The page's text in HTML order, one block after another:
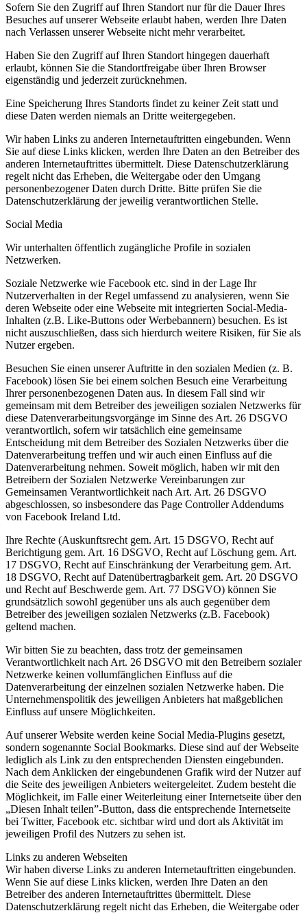
Sofern Sie den Zugriff auf Ihren Standort nur für die Dauer Ihres
Besuches auf unserer Webseite erlaubt haben, werden Ihre Daten
nach Verlassen unserer Webseite nicht mehr verarbeitet.
Haben Sie den Zugriff auf Ihren Standort hingegen dauerhaft
erlaubt, können Sie die Standortfreigabe über Ihren Browser
eigenständig und jederzeit zurücknehmen.
Eine Speicherung Ihres Standorts findet zu keiner Zeit statt und
diese Daten werden niemals an Dritte weitergegeben.
Wir haben Links zu anderen Internetauftritten eingebunden. Wenn
Sie auf diese Links klicken, werden Ihre Daten an den Betreiber des
anderen Internetauftrittes übermittelt. Diese Datenschutzerklärung
regelt nicht das Erheben, die Weitergabe oder den Umgang
personenbezogener Daten durch Dritte. Bitte prüfen Sie die
Datenschutzerklärung der jeweilig verantwortlichen Stelle.
Social Media
Wir unterhalten öffentlich zugängliche Profile in sozialen
Netzwerken.
Soziale Netzwerke wie Facebook etc. sind in der Lage Ihr
Nutzerverhalten in der Regel umfassend zu analysieren, wenn Sie
deren Webseite oder eine Webseite mit integrierten Social-Media-
Inhalten (z.B. Like-Buttons oder Werbebannern) besuchen. Es ist
nicht auszuschließen, dass sich hierdurch weitere Risiken, für Sie als
Nutzer ergeben.
Besuchen Sie einen unserer Auftritte in den sozialen Medien (z. B.
Facebook) lösen Sie bei einem solchen Besuch eine Verarbeitung
Ihrer personenbezogenen Daten aus. In diesem Fall sind wir
gemeinsam mit dem Betreiber des jeweiligen sozialen Netzwerks für
diese Datenverarbeitungsvorgänge im Sinne des Art. 26 DSGVO
verantwortlich, sofern wir tatsächlich eine gemeinsame
Entscheidung mit dem Betreiber des Sozialen Netzwerks über die
Datenverarbeitung treffen und wir auch einen Einfluss auf die
Datenverarbeitung nehmen. Soweit möglich, haben wir mit den
Betreibern der Sozialen Netzwerke Vereinbarungen zur
Gemeinsamen Verantwortlichkeit nach Art. Art. 26 DSGVO
abgeschlossen, so insbesondere das Page Controller Addendums
von Facebook Ireland Ltd.
Ihre Rechte (Auskunftsrecht gem. Art. 15 DSGVO, Recht auf
Berichtigung gem. Art. 16 DSGVO, Recht auf Löschung gem. Art.
17 DSGVO, Recht auf Einschränkung der Verarbeitung gem. Art.
18 DSGVO, Recht auf Datenübertragbarkeit gem. Art. 20 DSGVO
und Recht auf Beschwerde gem. Art. 77 DSGVO) können Sie
grundsätzlich sowohl gegenüber uns als auch gegenüber dem
Betreiber des jeweiligen sozialen Netzwerks (z.B. Facebook)
geltend machen.
Wir bitten Sie zu beachten, dass trotz der gemeinsamen
Verantwortlichkeit nach Art. 26 DSGVO mit den Betreibern sozialer
Netzwerke keinen vollumfänglichen Einfluss auf die
Datenverarbeitung der einzelnen sozialen Netzwerke haben. Die
Unternehmenspolitik des jeweiligen Anbieters hat maßgeblichen
Einfluss auf unsere Möglichkeiten.
Auf unserer Website werden keine Social Media-Plugins gesetzt,
sondern sogenannte Social Bookmarks. Diese sind auf der Webseite
lediglich als Link zu den entsprechenden Diensten eingebunden.
Nach dem Anklicken der eingebundenen Grafik wird der Nutzer auf
die Seite des jeweiligen Anbieters weitergeleitet. Zudem besteht die
Möglichkeit, im Falle einer Weiterleitung einer Internetseite über den
„Diesen Inhalt teilen”-Button, dass die entsprechende Internetseite
bei Twitter, Facebook etc. sichtbar wird und dort als Aktivität im
jeweiligen Profil des Nutzers zu sehen ist.
Links zu anderen Webseiten
Wir haben diverse Links zu anderen Internetauftritten eingebunden.
Wenn Sie auf diese Links klicken, werden Ihre Daten an den
Betreiber des anderen Internetauftrittes übermittelt. Diese
Datenschutzerklärung regelt nicht das Erheben, die Weitergabe oder